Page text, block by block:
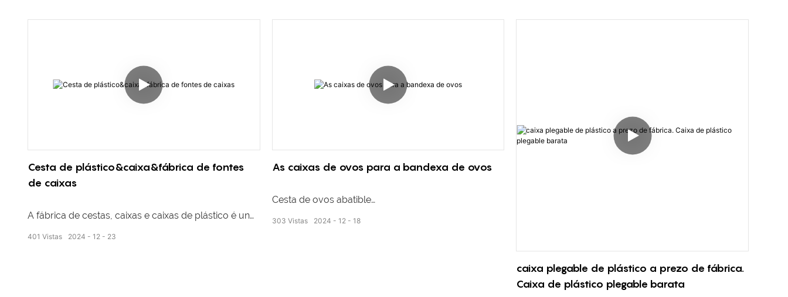
Cesta de plástico&caixa&fábrica de fontes
de caixas
A fábrica de cestas, caixas e caixas de plástico é un
2024 12 23
401 Vistas
As caixas de ovos para a bandexa de ovos
Cesta de ovos abatible
2024 12 18
303 Vistas
caixa plegable de plástico a prezo de fábrica.
Caixa de plástico plegable barata